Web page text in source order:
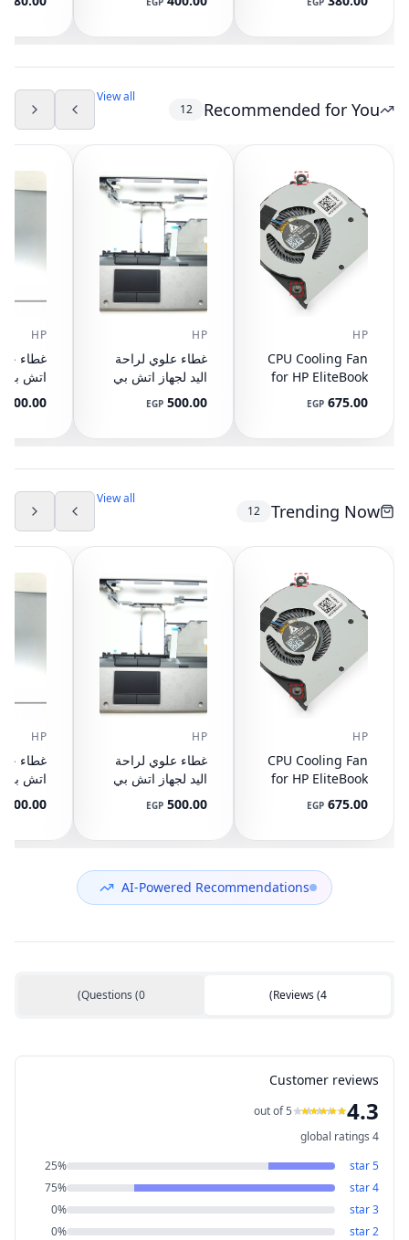
M323 L323 L332
HKGDC (مستعمل)
GW346
Recommended for You
12
View all
HP
CPU Cooling Fan
for HP EliteBook
745 G3 G4, 840
G3 G4, 848 G3
DC05V 0.50A
675.00
EGP
HP
غطاء علوي لراحة
اليد لجهاز اتش بي
مع تاتش باد
(مستعمل)
500.00
EGP
HP
400.00
Trending Now
12
View all
HP
CPU Cooling Fan
for HP EliteBook
745 G3 G4, 840
G3 G4, 848 G3
DC05V 0.50A
675.00
EGP
HP
غطاء علوي لراحة
اليد لجهاز اتش بي
مع تاتش باد
(مستعمل)
500.00
EGP
HP
400.00
AI-Powered Recommendations
Reviews(4
)
Questions (0
)
Customer reviews
4.3
out of 5
4
global ratings
5
star
25%
4
star
75%
3
star
0%
2
star
0%